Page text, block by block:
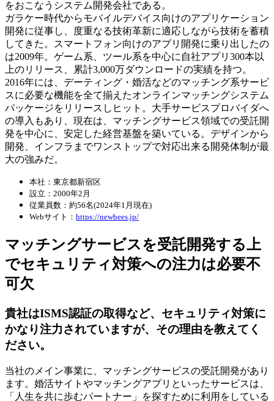
をおこなうシステム開発会社である。
ガラケー時代からモバイルデバイス向けのアプリケーション
開発に従事し、度重なる技術革新に適応しながら技術を蓄積
してきた。スマートフォン向けのアプリ開発に乗り出したの
は2009年。ゲーム系、ツール系を中心に自社アプリ300本以
上のリリース、累計3,000万ダウンロードの実績を持つ。
2016年には、デーティング・婚活などのマッチング系サービ
スに必要な機能を全て揃えたオンラインマッチングシステム
パッケージをリリースしヒット。大手サービスプロバイダへ
の導入もあり、現在は、マッチングサービス領域での受託開
発を中心に、安定した経営基盤を築いている。デザインから
開発、インフラまでワンストップで対応出来る開発体制が最
大の強みだ。
本社：東京都新宿区
設立：2000年2月
従業員数：約56名(2024年1月現在)
Webサイト： https://newbees.jp/
マッチングサービスを受託開発する上
でセキュリティ対策への注力は必要不
可欠
貴社はISMS認証の取得など、セキュリティ対策に
かなり注力されていますが、その理由を教えてく
ださい。
当社のメイン事業に、マッチングサービスの受託開発があり
ます。婚活サイトやマッチングアプリといったサービスは、
「人生を共に歩むパートナー」を探すために利用をしている